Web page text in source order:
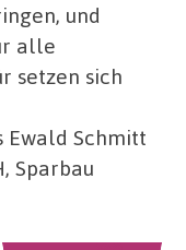
und
alle
setzen sich
Ewald Schmitt
Sparbau